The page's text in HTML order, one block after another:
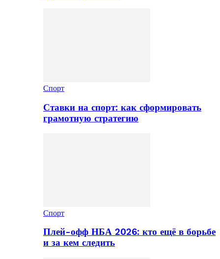
Спорт
Ставки на спорт: как сформировать
грамотную стратегию
Спорт
Плей-офф НБА 2026: кто ещё в борьбе
и за кем следить